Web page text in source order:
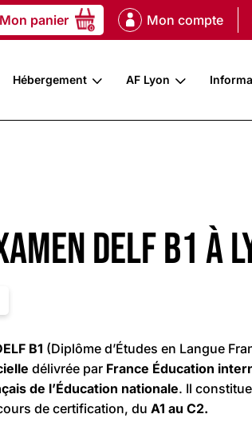
Mon panier 0 Mon compte
Hébergement AF Lyon
DELF B1 à
B1 (Diplôme d’Études en Langue
délivrée par France Éducation
de l’Éducation nationale. Il constitue
de certification, du A1 au C2.